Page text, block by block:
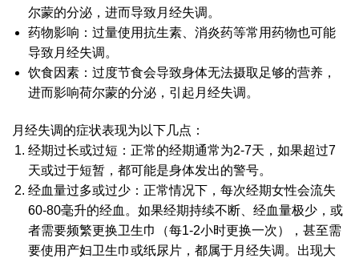
尔蒙的分泌，进而导致月经失调。
药物影响：过量使用抗生素、消炎药等常用药物也可能
导致月经失调。
饮食因素：过度节食会导致身体无法摄取足够的营养，
进而影响荷尔蒙的分泌，引起月经失调。
月经失调的症状表现为以下几点：
经期过长或过短：正常的经期通常为2-7天，如果超过7
天或过于短暂，都可能是身体发出的警号。
经血量过多或过少：正常情况下，每次经期女性会流失
60-80毫升的经血。如果经期持续不断、经血量极少，或
者需要频繁更换卫生巾（每1-2小时更换一次），甚至需
要使用产妇卫生巾或纸尿片，都属于月经失调。出现大